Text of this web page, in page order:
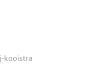
kooistra